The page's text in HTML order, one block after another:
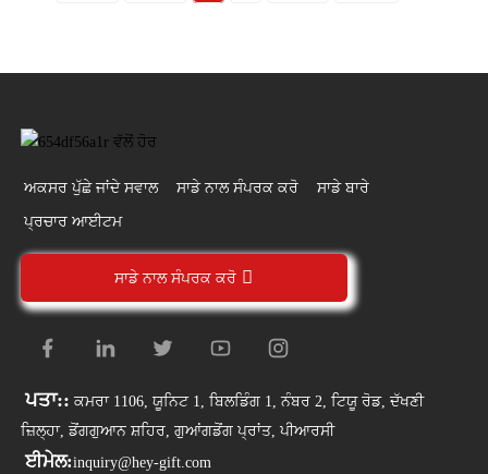
ਅਕਸਰ ਪੁੱਛੇ ਜਾਂਦੇ ਸਵਾਲ ਸਾਡੇ ਨਾਲ ਸੰਪਰਕ ਕਰੋ ਸਾਡੇ ਬਾਰੇ
ਪ੍ਰਚਾਰ ਆਈਟਮ
ਸਾਡੇ ਨਾਲ ਸੰਪਰਕ ਕਰੋ
ਪਤਾ:: ਕਮਰਾ 1106, ਯੂਨਿਟ 1, ਬਿਲਡਿੰਗ 1, ਨੰਬਰ 2, ਟਿਯੂ ਰੋਡ, ਦੱਖਣੀ
ਜ਼ਿਲ੍ਹਾ, ਡੋਂਗਗੁਆਨ ਸ਼ਹਿਰ, ਗੁਆਂਗਡੋਂਗ ਪ੍ਰਾਂਤ, ਪੀਆਰਸੀ
ਈਮੇਲ:inquiry@hey-gift.com